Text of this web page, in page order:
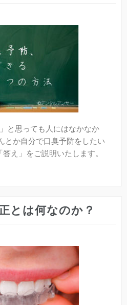
と思っても人にはなかなか
とか自分で口臭予防をしたい
え」をご説明いたします。
とは何なのか？